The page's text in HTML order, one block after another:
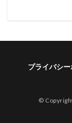
プライバシ
©